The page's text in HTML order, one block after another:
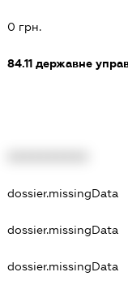
0 грн.
84.11 державне
dossier.missingData
dossier.missingData
dossier.missingData